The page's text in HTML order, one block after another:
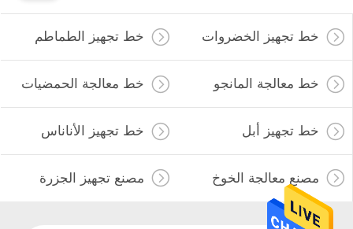
خط تجهيز الخضروات خط تجهيز الطماطم
خط معالجة المانجو خط معالجة الحمضيات
خط تجهيز أبل خط تجهيز الأناناس
مصنع معالجة الخوخ مصنع تجهيز الجزرة